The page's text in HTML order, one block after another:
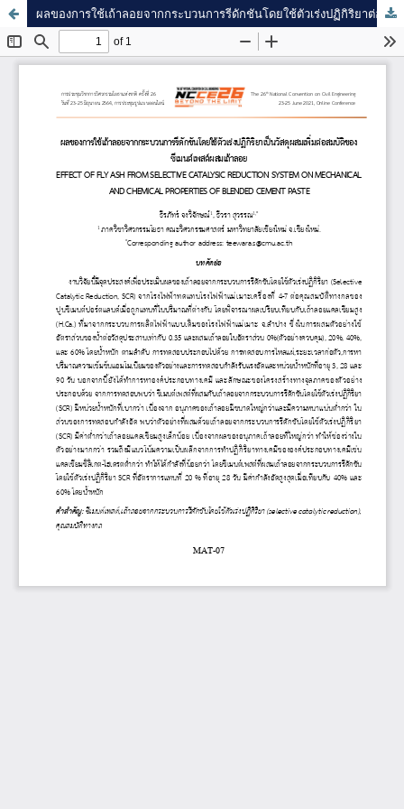
ผลของการใช้เถ้าลอยจากกระบวนการรีดักชันโดยใช้ตัวเร่งปฏิกิริยาต่อสมบัติของซีเมนต์เพสต์ผสมเถ้าลอย